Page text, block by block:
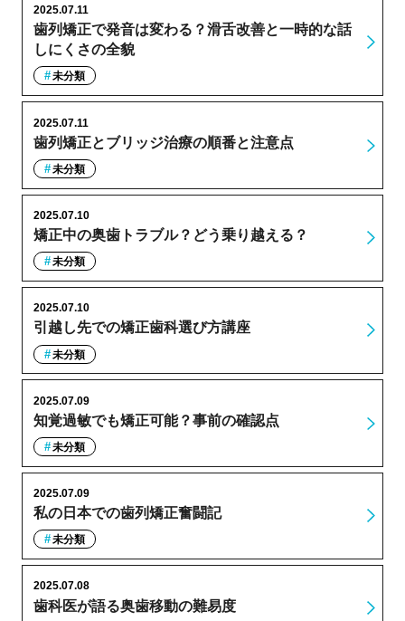
歯列矯正で発音は変わる？滑舌改善と一時的な話
しにくさの全貌
2025.07.11
未分類
歯列矯正とブリッジ治療の順番と注意点
2025.07.11
未分類
矯正中の奥歯トラブル？どう乗り越える？
2025.07.10
未分類
引越し先での矯正歯科選び方講座
2025.07.10
未分類
知覚過敏でも矯正可能？事前の確認点
2025.07.09
未分類
私の日本での歯列矯正奮闘記
2025.07.09
未分類
歯科医が語る奥歯移動の難易度
2025.07.08